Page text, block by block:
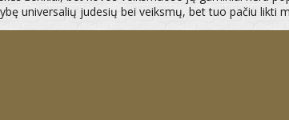
universalių judesių bei veiksmų, bet tuo pačiu likti